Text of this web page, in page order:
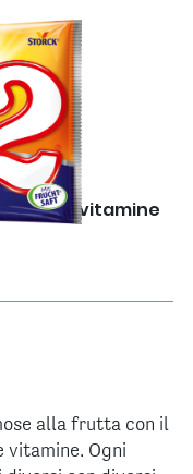
con vitamine
alla frutta con il
vitamine. Ogni